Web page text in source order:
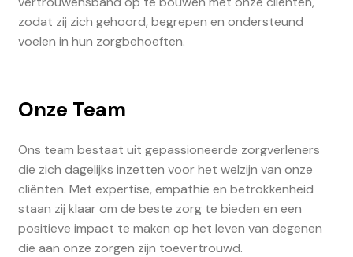
zodat zij zich gehoord, begrepen en ondersteund
voelen in hun zorgbehoeften.
Onze Team
Ons team bestaat uit gepassioneerde zorgverleners
die zich dagelijks inzetten voor het welzijn van onze
cliënten. Met expertise, empathie en betrokkenheid
staan zij klaar om de beste zorg te bieden en een
positieve impact te maken op het leven van degenen
die aan onze zorgen zijn toevertrouwd.